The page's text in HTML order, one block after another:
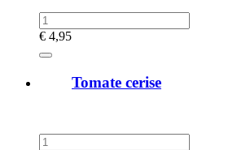
€ 4,95
Tomate cerise